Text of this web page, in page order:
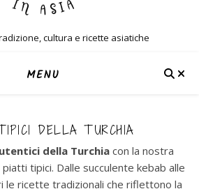
cultura e ricette asiatiche
MENU
DELLA TURCHIA
della Turchiacon la nostra
tipici. Dalle succulente kebab alle
le ricette tradizionali che riflettono la